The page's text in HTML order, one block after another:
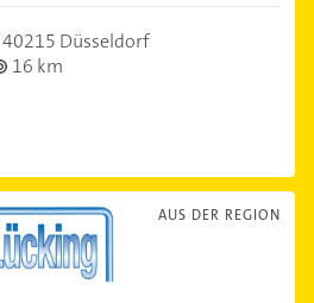
40215 Düsseldorf
16 km
AUS DER REGION